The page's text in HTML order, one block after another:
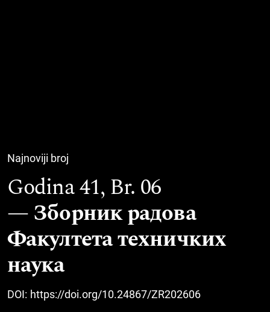
Najnoviji broj
Godina 41,Br. 06
Зборник радова
Факултета техничких
наука
DOI: https://doi.org/10.24867/ZR202606